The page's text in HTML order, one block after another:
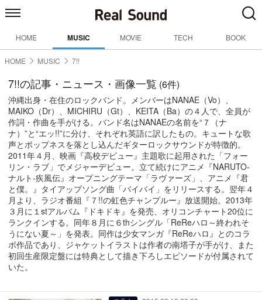
HOME MUSIC MOVIE TECH BOOK
HOME MUSIC 7!!
7!!の記事・ニュース・画像一覧 (6件)
沖縄出身・在住のロックバンド。メンバーはNANAE（Vo）、
MAIKO（Dr）、MICHIRU（Gt）、KEITA（Ba）の４人で、全員が
作詞・作曲を手がける。バンド名はNANAEの名前を“７（ナ
ナ）”と“エッ!!”に分け、それぞれ英語に訳したもの。キュートな歌
声とポップネスを落とし込んだギターロックサウンドが特徴的。
2011年４月、映画『高校デビュー』主題歌に起用された「フォー
リン・ラブ」でメジャーデビュー。立て続けにアニメ『NARUTO-
ナルト-疾風伝』オープニングテーマ「ラヴァーズ」、アニメ『君
と僕。』タイアップソング曲「バイバイ」をリリースする。翌年４
月より、ラジオ番組『７!!の虹色チャンプルー』放送開始。2013年
３月に１stアルバム『ドキドキ』を発売、オリコンチャート20位に
ランクインする。同年８月に６thシングル「ReReハロ～終われそ
うにない夏～」を発表。同作は少女マンガ『ReReハロ』とのコラ
ボ作品であり、ジャケットイラストは作者の南塔子が手がけ、また
初回生産限定盤には特典として描き下ろしエピソードが付属されて
いた。